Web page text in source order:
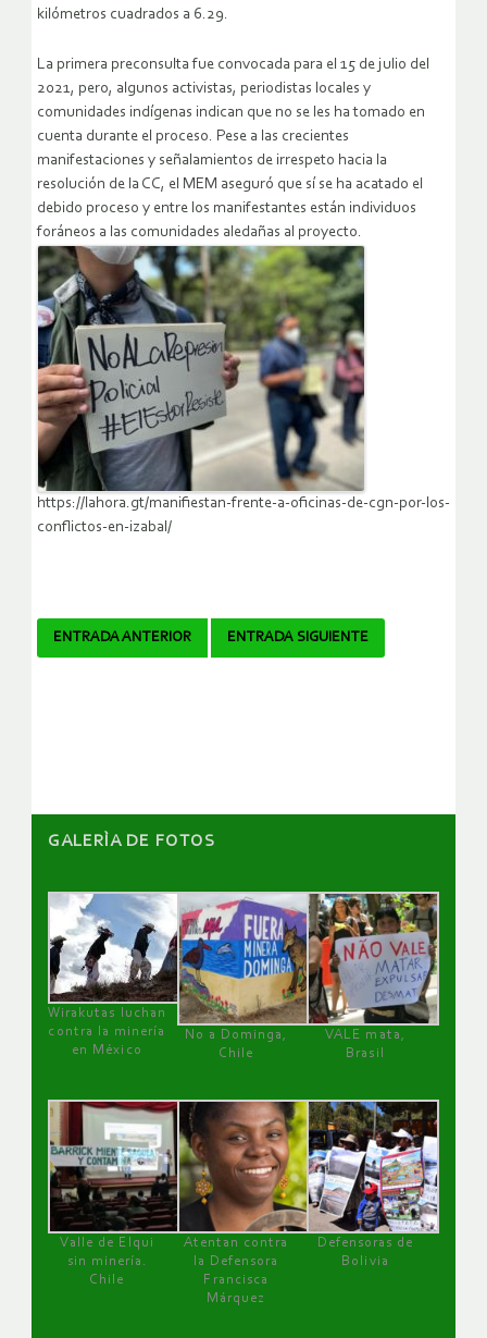
kilómetros cuadrados a 6.29.
La primera preconsulta fue convocada para el 15 de julio del
2021, pero, algunos activistas, periodistas locales y
comunidades indígenas indican que no se les ha tomado en
cuenta durante el proceso. Pese a las crecientes
manifestaciones y señalamientos de irrespeto hacia la
resolución de la CC, el MEM aseguró que sí se ha acatado el
debido proceso y entre los manifestantes están individuos
foráneos a las comunidades aledañas al proyecto.
https://lahora.gt/manifiestan-frente-a-oficinas-de-cgn-por-los-
conflictos-en-izabal/
Navegador
ENTRADA ANTERIOR ENTRADA SIGUIENTE
GALERÌA DE FOTOS
Wirakutas luchan
contra la minería
en México
No a Dominga,
Chile
VALE mata,
Brasil
Valle de Elqui
sin minería.
Chile
Atentan contra
la Defensora
Francisca
Márquez
Defensoras de
Bolivia